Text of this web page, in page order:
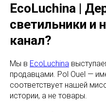
EcoLuchina |
светильники и
канал?
Мы в EcoLuchina
продавцами. Pol Ouel —
соответствует нашей
истории, а не товары.